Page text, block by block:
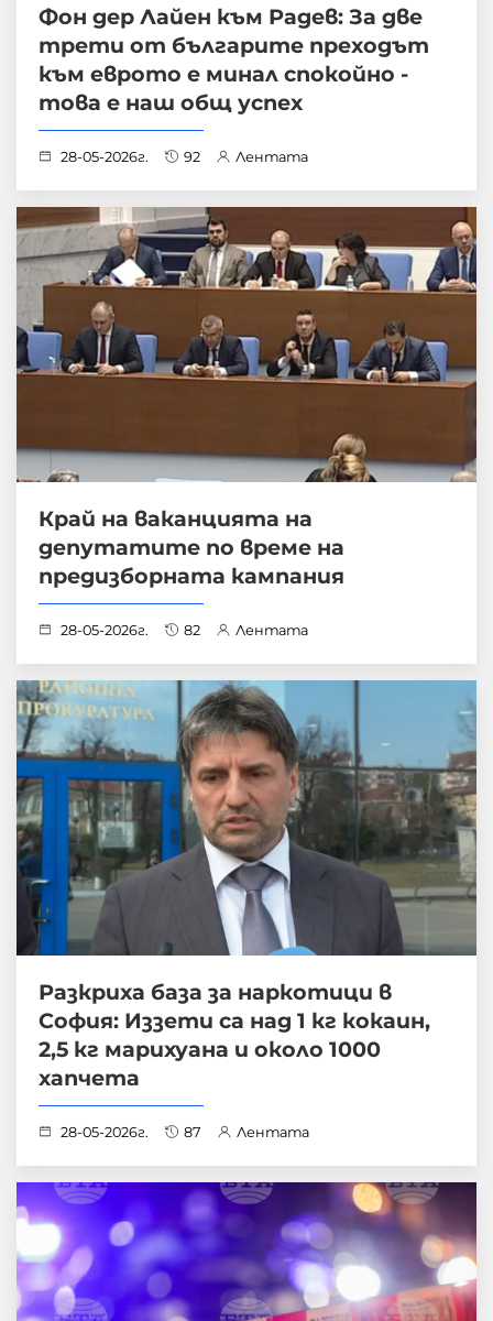
Фон дер Лайен към Радев: За две
трети от българите преходът
към еврото е минал спокойно -
това е наш общ успех
28-05-2026г. 92 Лентата
Край на ваканцията на
депутатите по време на
предизборната кампания
28-05-2026г. 82 Лентата
Разкриха база за наркотици в
София: Иззети са над 1 кг кокаин,
2,5 кг марихуана и около 1000
хапчета
28-05-2026г. 87 Лентата